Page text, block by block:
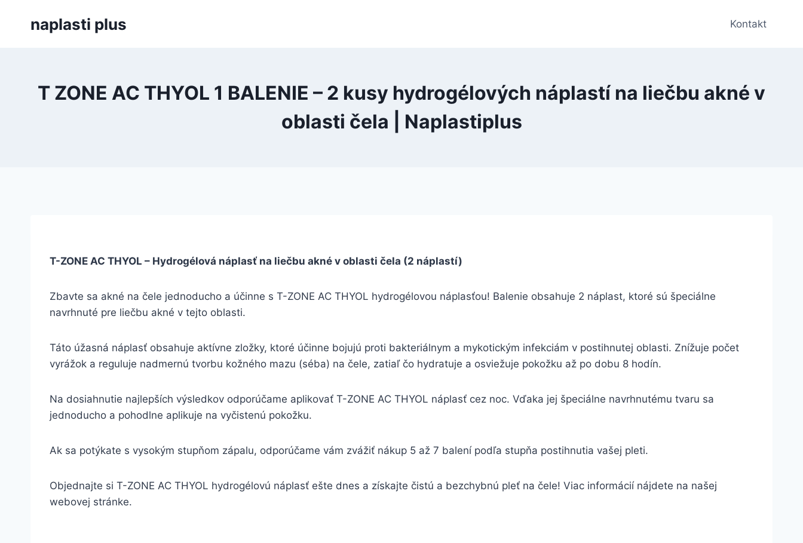
naplasti plus Kontakt
T ZONE AC THYOL 1 BALENIE – 2 kusy hydrogélových náplastí na liečbu akné v
oblasti čela | Naplastiplus
T-ZONE AC THYOL – Hydrogélová náplasť na liečbu akné v oblasti čela (2 náplastí)
Zbavte sa akné na čele jednoducho a účinne s T-ZONE AC THYOL hydrogélovou náplasťou! Balenie obsahuje 2 náplast, ktoré sú špeciálne
navrhnuté pre liečbu akné v tejto oblasti.
Táto úžasná náplasť obsahuje aktívne zložky, ktoré účinne bojujú proti bakteriálnym a mykotickým infekciám v postihnutej oblasti. Znížuje počet
vyrážok a reguluje nadmernú tvorbu kožného mazu (séba) na čele, zatiaľ čo hydratuje a osviežuje pokožku až po dobu 8 hodín.
Na dosiahnutie najlepších výsledkov odporúčame aplikovať T-ZONE AC THYOL náplasť cez noc. Vďaka jej špeciálne navrhnutému tvaru sa
jednoducho a pohodlne aplikuje na vyčistenú pokožku.
Ak sa potýkate s vysokým stupňom zápalu, odporúčame vám zvážiť nákup 5 až 7 balení podľa stupňa postihnutia vašej pleti.
Objednajte si T-ZONE AC THYOL hydrogélovú náplasť ešte dnes a získajte čistú a bezchybnú pleť na čele! Viac informácií nájdete na našej
webovej stránke.